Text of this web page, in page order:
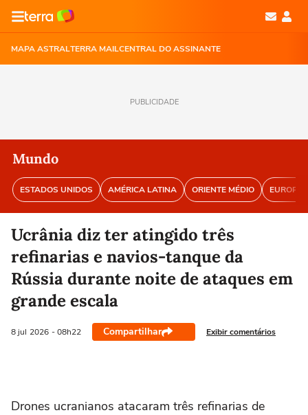
MAPA ASTRALTERRA MAILCENTRAL DO ASSINANTE
PUBLICIDADE
Mundo
ESTADOS UNIDOS AMÉRICA LATINA ORIENTE MÉDIO EUROPA
Ucrânia diz ter atingido três
refinarias e navios-tanque da
Rússia durante noite de ataques em
grande escala
8 jul 2026 - 08h22 Compartilhar Exibir comentários
Drones ucranianos atacaram três refinarias de